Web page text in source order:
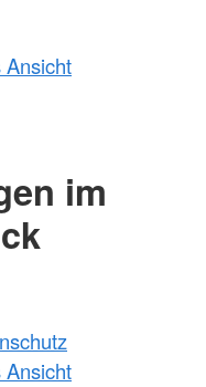
Ansicht
im
Ansicht